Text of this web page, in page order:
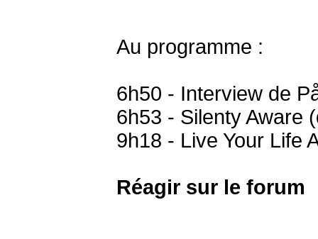
Au programme :
6h50 - Interview de
6h53 - Silenty Aware
9h18 - Live Your Life
Réagir sur le forum